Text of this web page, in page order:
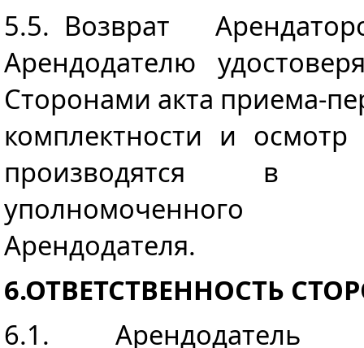
5.5. Возврат
Арендодателю
Сторонами акта приема-
комплектности и
производятся в
уполномоченного
Арендодателя.
6.ОТВЕТСТВЕННОСТЬ
6.1. Арендодатель